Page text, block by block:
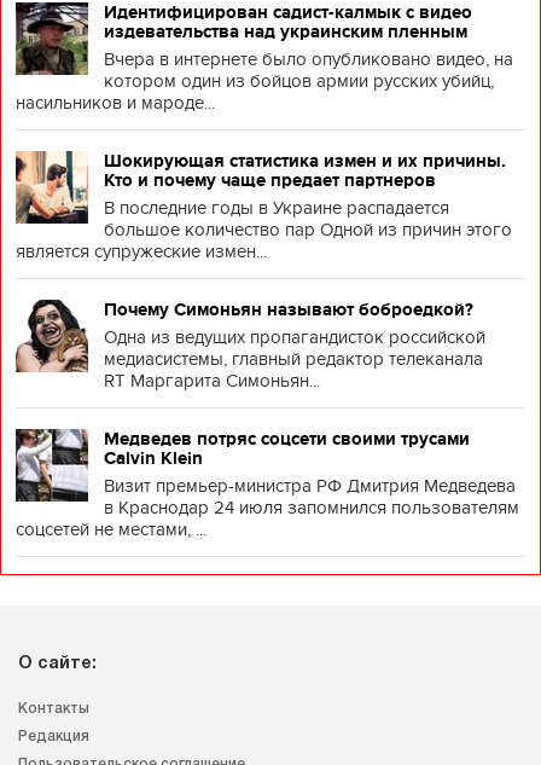
Идентифицирован садист-калмык с видео
издевательства над украинским пленным
Вчера в интернете было опубликовано видео, на
котором один из бойцов армии русских убийц,
насильников и мароде...
Шокирующая статистика измен и их причины.
Кто и почему чаще предает партнеров
В последние годы в Украине распадается
большое количество пар Одной из причин этого
является супружеские измен...
Почему Симоньян называют боброедкой?
Одна из ведущих пропагандисток российской
медиасистемы, главный редактор телеканала
RT Маргарита Симоньян...
Медведев потряс соцсети своими трусами
Calvin Klein
Визит премьер-министра РФ Дмитрия Медведева
в Краснодар 24 июля запомнился пользователям
соцсетей не местами, ...
О сайте:
Контакты
Редакция